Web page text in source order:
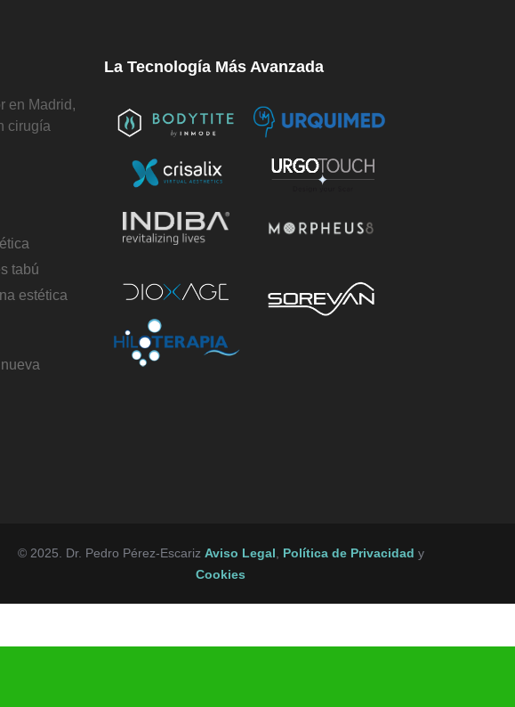
en Madrid,
cirugía
tabú
estética
La Tecnología Más Avanzada
© 2025. Dr. Pedro Pérez-Escariz Aviso Legal Política de Privacidad y
Cookies